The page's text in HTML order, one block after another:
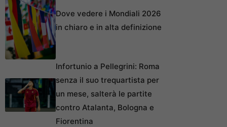
Dove vedere i Mondiali 2026
in chiaro e in alta definizione
Infortunio a Pellegrini: Roma
senza il suo trequartista per
un mese, salterà le partite
contro Atalanta, Bologna e
Fiorentina